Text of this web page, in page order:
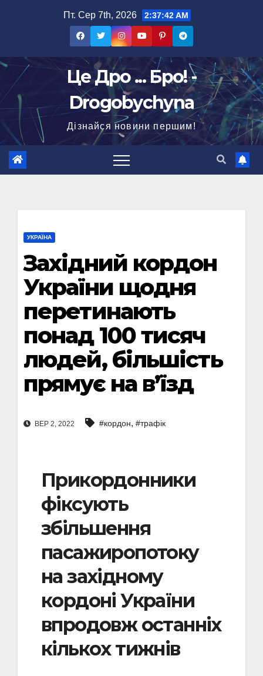
Пт. Сер 7th, 2026 2:37:43 AM
Це Дро ... Бро! -
Drogobychyna
Дізнайся новини першим!
УКРАЇНА
Західний кордон
України щодня
перетинають
понад 100 тисяч
людей, більшість
прямує на в’їзд
ВЕР 2, 2022 #кордон, #трафік
Прикордонники
фіксують
збільшення
пасажиропотоку
на західному
кордоні України
впродовж останніх
кількох тижнів